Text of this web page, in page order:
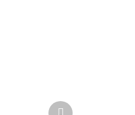
Další